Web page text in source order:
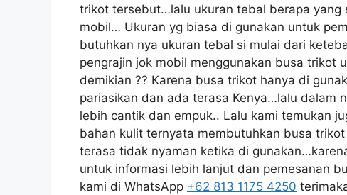
trikot tersebut…lalu ukuran tebal berapa yang
mobil… Ukuran yg biasa di gunakan untuk
butuhkan nya ukuran tebal si mulai dari
pengrajin jok mobil menggunakan busa trikot
demikian ?? Karena busa trikot hanya di
pariasikan dan ada terasa Kenya…lalu dalam
lebih cantik dan empuk.. Lalu kami temukan
bahan kulit ternyata membutuhkan busa
terasa tidak nyaman ketika di
untuk informasi lebih lanjut dan pemesanan
kami di WhatsApp +62 813 1175 4250